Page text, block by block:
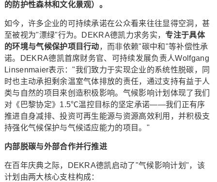
的防护性森林和文化景观）。
如今，许多企业的可持续承诺在公众看来往往显得空洞，甚
至被视为"漂绿"行为。DEKRA德凯力求务实， 专注于具体
的环境与气候保护项目行动，而非依赖"碳中和"等补偿性承
诺。DEKRA德凯首席财务官、可持续发展负责人Wolfgang
Linsenmaier表示："我们致力于实现企业的系统性脱碳，同
时也主动承担剩余温室气体排放的责任，通过支持有益于人
类与自然的项目来创造积极影响。气候影响计划体现了我们
对《巴黎协定》1.5℃温控目标的坚定承诺——我们正有序
推进自身减排、投资可再生能源与资源高效利用，并积极支
持强化气候保护与气候适应能力的项目。"
内部脱碳与外部合作并行推进
在百年庆典之际，DEKRA德凯启动了"气候影响计划"，该
计划由两大核心支柱构成：